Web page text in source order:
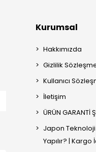
Kurumsal
Hakkımızda
Gizlilik
Kullanıcı
İletişim
ÜRÜN GARANTİ
Japon Teknoloji
Yapılır? | Kargo